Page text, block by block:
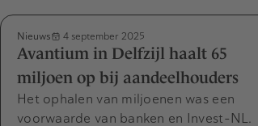
Nieuws 4 september 2025
Avantium in Delfzijl haalt 65
miljoen op bij aandeelhouders
Het ophalen van miljoenen was een
voorwaarde van banken en Invest-NL.